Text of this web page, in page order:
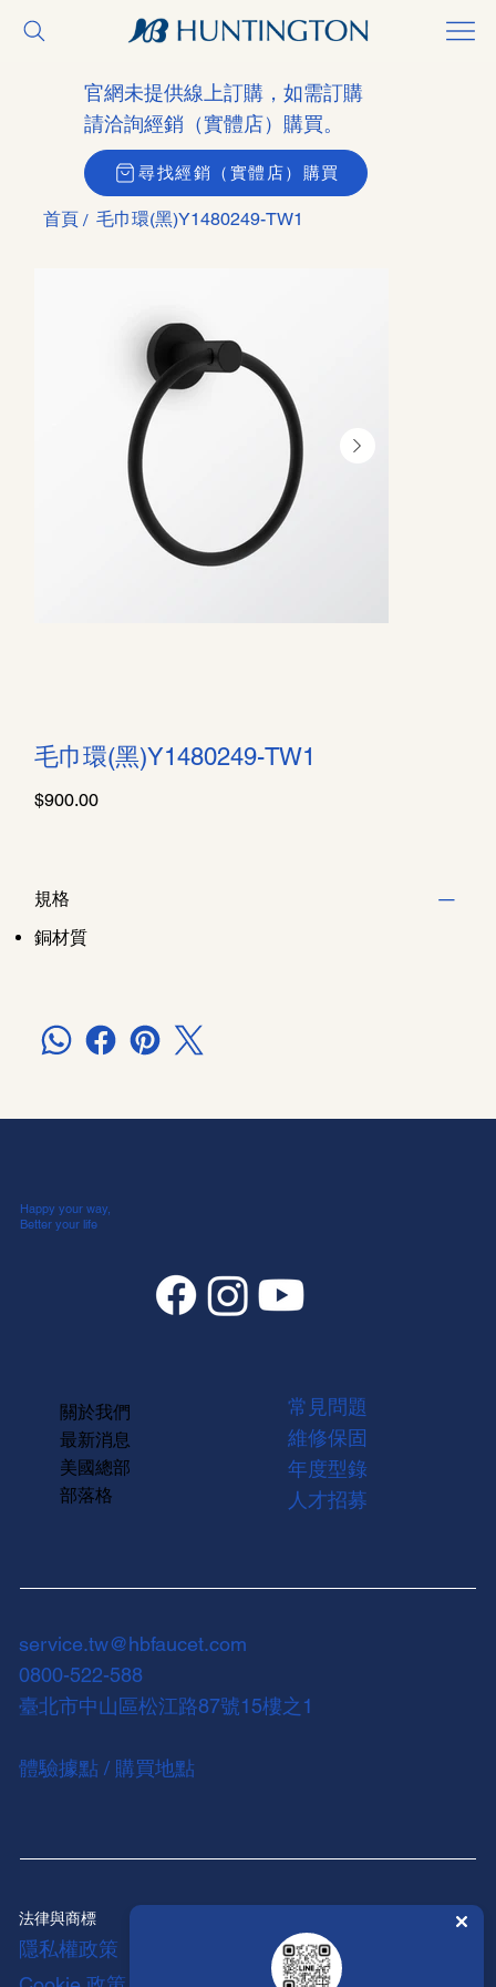
首頁 / 毛巾環(黑)Y1480249-TW1
毛巾環(黑)Y1480249-TW1
價
格
$900.00
規格
銅材質
官網未提供線上訂購，如需訂購
請洽詢經銷（實體店）購買。
尋找經銷（實體店）購買
service.tw@hbfaucet.com
0800-522-588
臺北市中山區松江路87號15樓之1
體驗據點 / 購買地點
Happy your way,
Better your life
關於我們
最新消息
美國總部
部落格
常見問題
維修保固
年度型錄
人才招募
法律與商標
隱私權政策